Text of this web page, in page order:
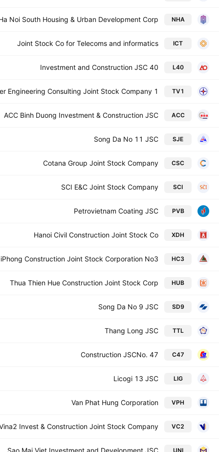
NHA
Noi South Housing & Urban Development Corp.
ICT
Joint Stock Co for Telecoms and informatics
L40
40 Investment and Construction JSC
TV1
Engineering Consulting Joint Stock Company 1
ACC
ACC Binh Duong Investment & Construction JSC
SJE
Song Da No 11 JSC
CSC
Cotana Group Joint Stock Company
SCI
SCI E&C Joint Stock Company
PVB
Petrovietnam Coating JSC
XDH
Hanoi Civil Construction Joint Stock Co
HC3
Construction Joint Stock Corporation No3
HUB
Thua Thien Hue Construction Joint Stock Corp
SD9
Song Da No 9 JSC
TTL
Thang Long JSC
C47
Construction JSCNo. 47
LIG
Licogi 13 JSC
VPH
Van Phat Hung Corporation
VC2
Invest & Construction Joint Stock Company
UNI
Sao Mai Viet Investment and Development JSC